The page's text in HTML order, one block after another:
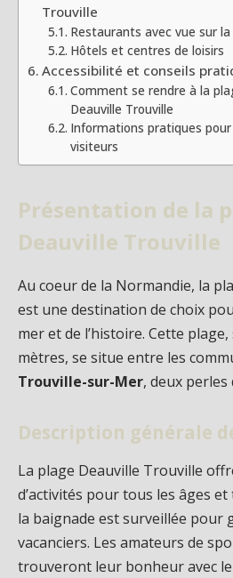
Trouville
Restaurants avec vue sur
Hôtels et centres de loisirs
Accessibilité et conseils
Comment se rendre à la
Deauville Trouville
Informations pratiques pour
visiteurs
Présentation de la
Deauville Trouville
Au coeur de la Normandie, la
est une destination de choix
mer et de l’histoire. Cette
mètres, se situe entre les
Trouville-sur-Mer, deux
Description générale
La plage Deauville Trouville
d’activités pour tous les âges
la baignade est surveillée pour
vacanciers. Les amateurs de
trouveront leur bonheur avec